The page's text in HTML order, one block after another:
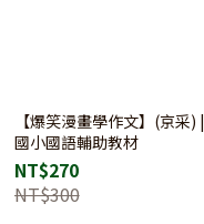
【爆笑漫畫學作文】(京采) |
國小國語輔助教材
NT$270
NT$300